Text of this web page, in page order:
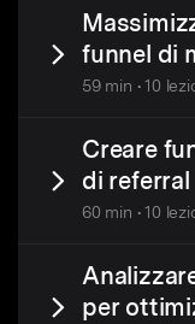
funnel di
59 min • 10
Creare
di referral
60 min • 10
per